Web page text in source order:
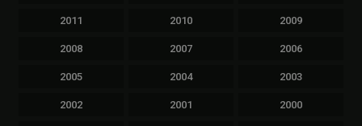
2011 2010 2009
2008 2007 2006
2005 2004 2003
2002 2001 2000